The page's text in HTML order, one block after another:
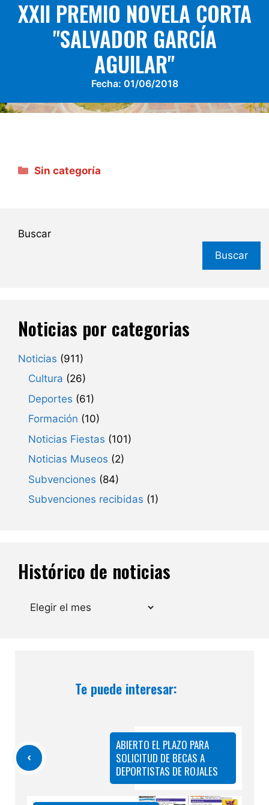
XXII PREMIO NOVELA CORTA
"SALVADOR GARCÍA
AGUILAR"
Fecha: 01/06/2018
Categorías
Sin categoría
Buscar
Buscar
Noticias por categorias
Noticias (911)
Cultura (26)
Deportes (61)
Formación (10)
Noticias Fiestas (101)
Noticias Museos (2)
Subvenciones (84)
Subvenciones recibidas (1)
Histórico de noticias
Archivos
Te puede interesar:
ABIERTO EL PLAZO PARA
SOLICITUD DE BECAS A
DEPORTISTAS DE ROJALES